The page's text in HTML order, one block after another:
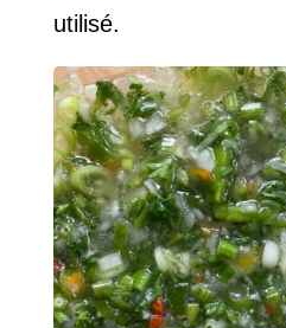
utilisé.